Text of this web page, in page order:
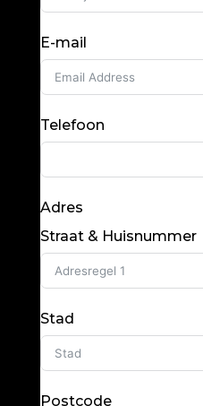
E-mail
Telefoon
Adres
Straat & Huisnummer
Stad
Postcode